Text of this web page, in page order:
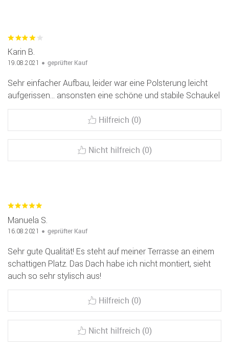
Karin B.
19.08.2021 geprüfter Kauf
Sehr einfacher Aufbau, leider war eine Polsterung leicht
aufgerissen... ansonsten eine schöne und stabile Schaukel
Hilfreich (0)
Nicht hilfreich (0)
Manuela S.
16.08.2021 geprüfter Kauf
Sehr gute Qualität! Es steht auf meiner Terrasse an einem
schattigen Platz. Das Dach habe ich nicht montiert, sieht
auch so sehr stylisch aus!
Hilfreich (0)
Nicht hilfreich (0)